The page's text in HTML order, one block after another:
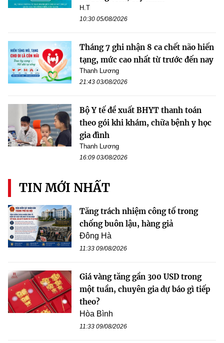
H.T
10:30 05/08/2026
Tháng 7 ghi nhận 8 ca chết não hiến
tạng, mức cao nhất từ trước đến nay
Thanh Lương
21:43 03/08/2026
Bộ Y tế đề xuất BHYT thanh toán
theo gói khi khám, chữa bệnh y học
gia đình
Thanh Lương
16:09 03/08/2026
TIN MỚI NHẤT
Tăng trách nhiệm công tố trong
chống buôn lậu, hàng giả
Đông Hà
11:33 09/08/2026
Giá vàng tăng gần 300 USD trong
một tuần, chuyên gia dự báo gì tiếp
theo?
Hòa Bình
11:33 09/08/2026